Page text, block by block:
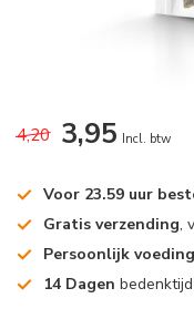
4,20 3,95 Incl. btw
Voor 23.59 uur
Gratis verzending,
Persoonlijk
14 Dagen bedenktijd